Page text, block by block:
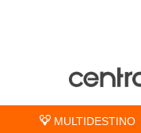
MULTIDESTINO